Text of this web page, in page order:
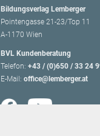
Bildungsverlag Lemberger
Pointengasse 21-23/Top 11
A-1170 Wien
BVL Kundenberatung
Telefon: +43 / (0)650 / 33 24
E-Mail: office@lemberger.at